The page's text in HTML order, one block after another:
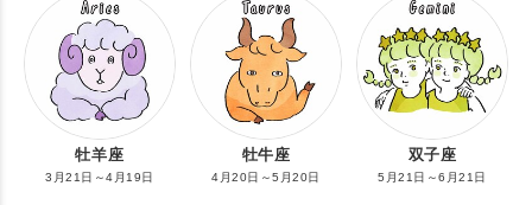
牡羊座
3月21日～4月19日
牡牛座
4月20日～5月20日
双子座
5月21日～6月21日